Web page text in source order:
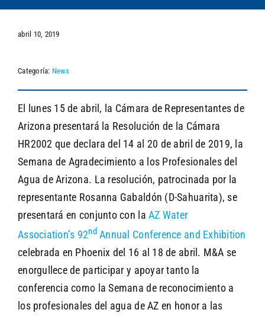
abril 10, 2019
Categoría: News
El lunes 15 de abril, la Cámara de Representantes de
Arizona presentará la Resolución de la Cámara
HR2002 que declara del 14 al 20 de abril de 2019, la
Semana de Agradecimiento a los Profesionales del
Agua de Arizona. La resolución, patrocinada por la
representante Rosanna Gabaldón (D-Sahuarita), se
presentará en conjunto con laAZ Water
Association’s 92ndAnnual Conference and Exhibition
celebrada en Phoenix del 16 al 18 de abril. M&A se
enorgullece de participar y apoyar tanto la
conferencia como la Semana de reconocimiento a
los profesionales del agua de AZ en honor a las